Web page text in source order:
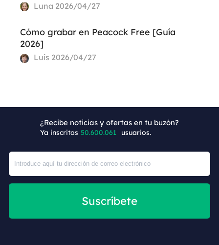
Luna 2026/04/27
Cómo grabar en Peacock Free [Guía
2026]
Luis 2026/04/27
¿Recibe noticias y ofertas en tu buzón?
Ya inscritos 50.600.061 usuarios.
Suscríbete
+6